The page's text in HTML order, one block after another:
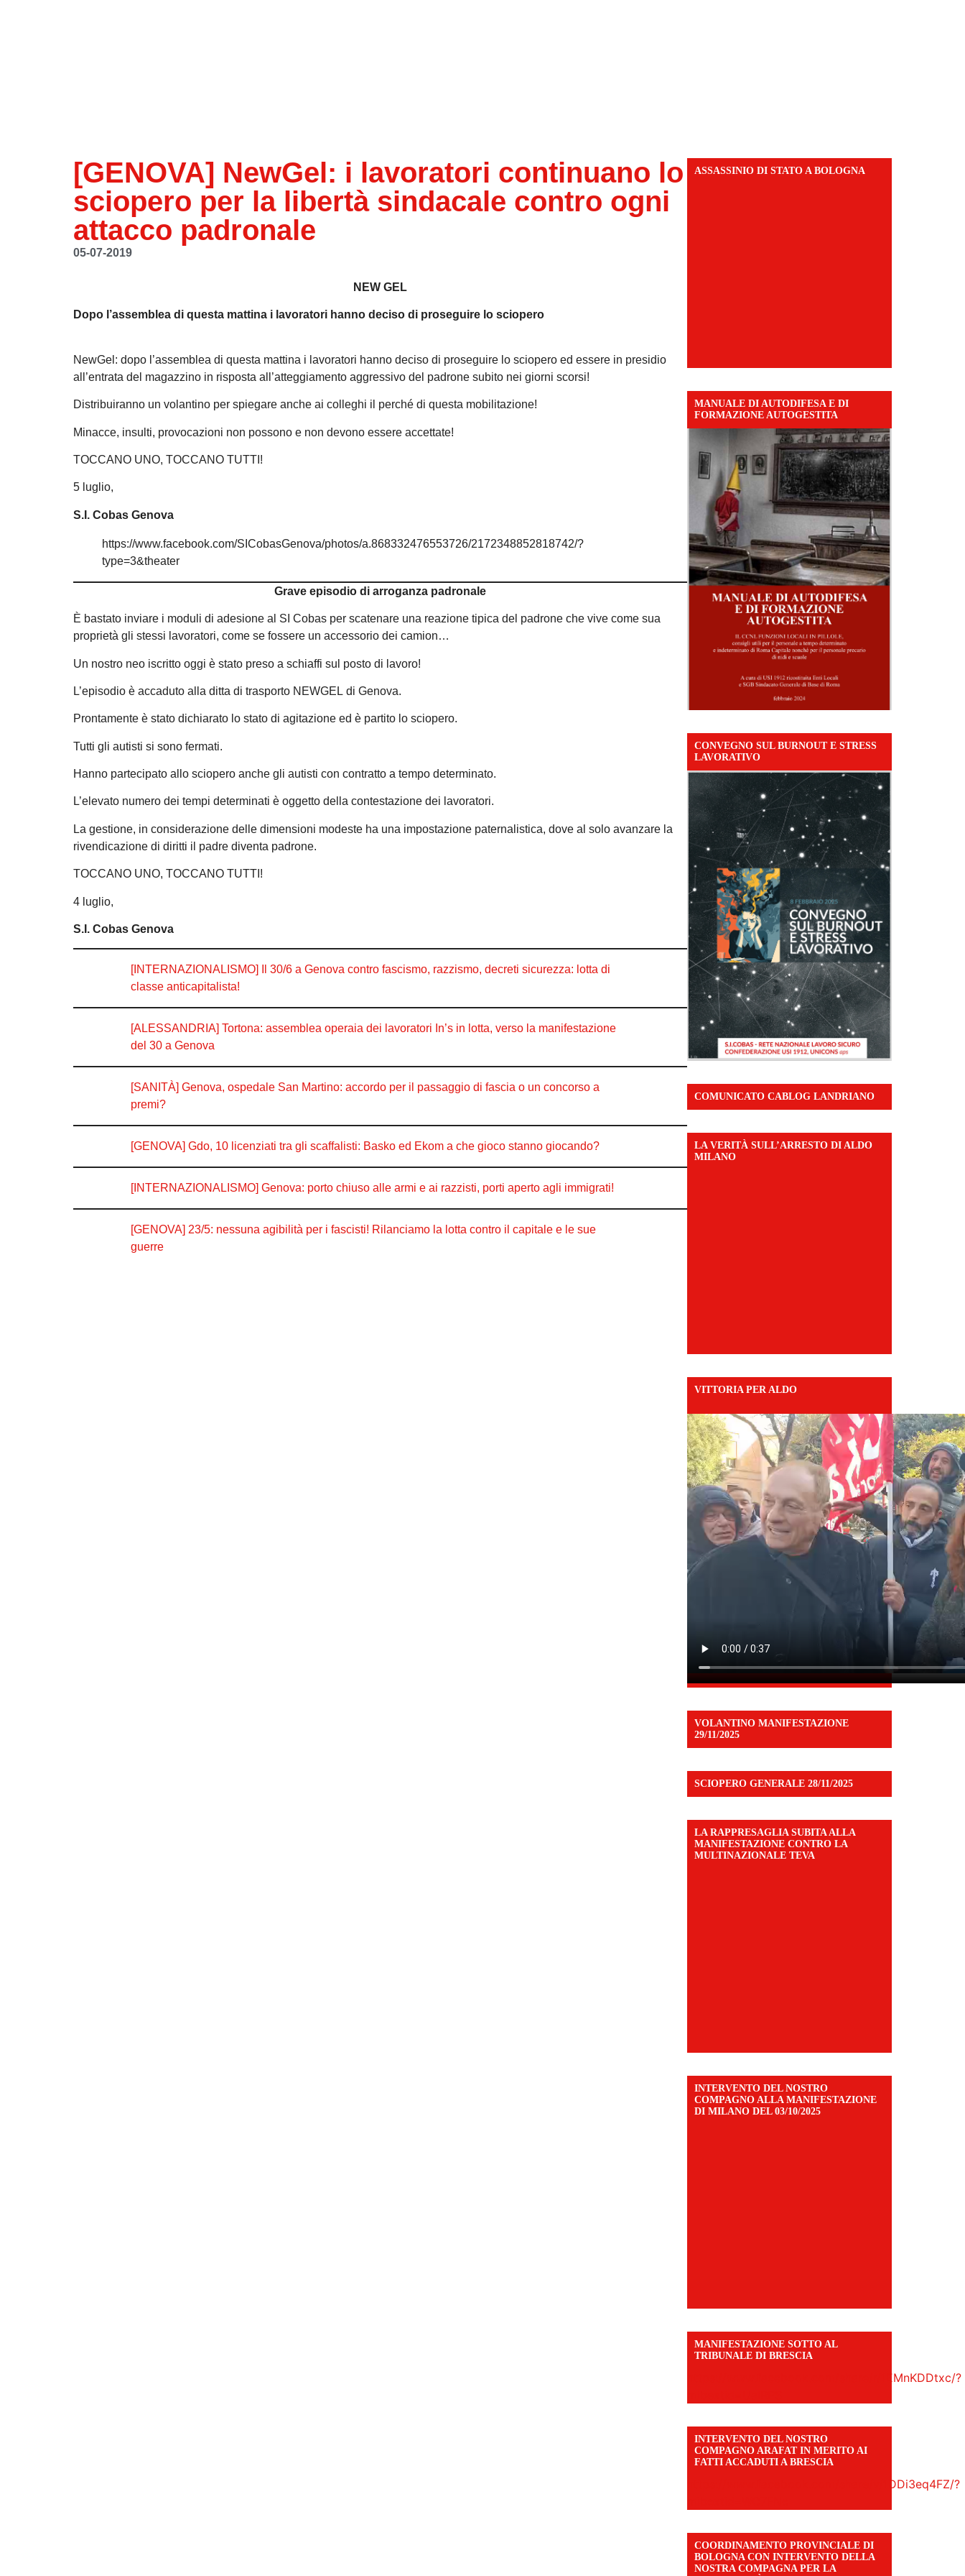
[GENOVA] NewGel: i lavoratori continuano lo
sciopero per la libertà sindacale contro ogni
attacco padronale
05-07-2019
NEW GEL
Dopo l’assemblea di questa mattina i lavoratori hanno deciso di proseguire lo sciopero
NewGel: dopo l’assemblea di questa mattina i lavoratori hanno deciso di proseguire lo sciopero ed essere in presidio
all’entrata del magazzino in risposta all’atteggiamento aggressivo del padrone subito nei giorni scorsi!
Distribuiranno un volantino per spiegare anche ai colleghi il perché di questa mobilitazione!
Minacce, insulti, provocazioni non possono e non devono essere accettate!
TOCCANO UNO, TOCCANO TUTTI!
5 luglio,
S.I. Cobas Genova
https://www.facebook.com/SICobasGenova/photos/a.868332476553726/2172348852818742/?
type=3&theater
Grave episodio di arroganza padronale
È bastato inviare i moduli di adesione al SI Cobas per scatenare una reazione tipica del padrone che vive come sua
proprietà gli stessi lavoratori, come se fossere un accessorio dei camion…
Un nostro neo iscritto oggi è stato preso a schiaffi sul posto di lavoro!
L’episodio è accaduto alla ditta di trasporto NEWGEL di Genova.
Prontamente è stato dichiarato lo stato di agitazione ed è partito lo sciopero.
Tutti gli autisti si sono fermati.
Hanno partecipato allo sciopero anche gli autisti con contratto a tempo determinato.
L’elevato numero dei tempi determinati è oggetto della contestazione dei lavoratori.
La gestione, in considerazione delle dimensioni modeste ha una impostazione paternalistica, dove al solo avanzare la
rivendicazione di diritti il padre diventa padrone.
TOCCANO UNO, TOCCANO TUTTI!
4 luglio,
S.I. Cobas Genova
[INTERNAZIONALISMO] Il 30/6 a Genova contro fascismo, razzismo, decreti sicurezza: lotta di
classe anticapitalista!
[ALESSANDRIA] Tortona: assemblea operaia dei lavoratori In’s in lotta, verso la manifestazione
del 30 a Genova
[SANITÀ] Genova, ospedale San Martino: accordo per il passaggio di fascia o un concorso a
premi?
[GENOVA] Gdo, 10 licenziati tra gli scaffalisti: Basko ed Ekom a che gioco stanno giocando?
[INTERNAZIONALISMO] Genova: porto chiuso alle armi e ai razzisti, porti aperto agli immigrati!
[GENOVA] 23/5: nessuna agibilità per i fascisti! Rilanciamo la lotta contro il capitale e le sue
guerre
ASSASSINIO DI STATO A BOLOGNA
MANUALE DI AUTODIFESA E DI
FORMAZIONE AUTOGESTITA
CONVEGNO SUL BURNOUT E STRESS
LAVORATIVO
COMUNICATO CABLOG LANDRIANO
LA VERITÀ SULL’ARRESTO DI ALDO
MILANO
VITTORIA PER ALDO
VOLANTINO MANIFESTAZIONE
29/11/2025
SCIOPERO GENERALE 28/11/2025
LA RAPPRESAGLIA SUBITA ALLA
MANIFESTAZIONE CONTRO LA
MULTINAZIONALE TEVA
INTERVENTO DEL NOSTRO
COMPAGNO ALLA MANIFESTAZIONE
DI MILANO DEL 03/10/2025
MANIFESTAZIONE SOTTO AL
TRIBUNALE DI BRESCIA
https://www.facebook.com/share/r/1EMnKDDtxc/?
INTERVENTO DEL NOSTRO
COMPAGNO ARAFAT IN MERITO AI
FATTI ACCADUTI A BRESCIA
https://www.facebook.com/share/v/1DDi3eq4FZ/?
COORDINAMENTO PROVINCIALE DI
BOLOGNA CON INTERVENTO DELLA
NOSTRA COMPAGNA PER LA